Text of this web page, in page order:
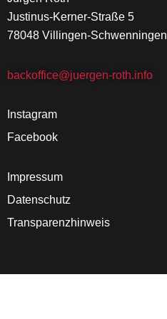
Justinus-Kerner-Straße 5
78048 Villingen-Schwenningen
backoffice@juergen-roth.info
Instagram
Facebook
Impressum
Datenschutz
Transparenzhinweis